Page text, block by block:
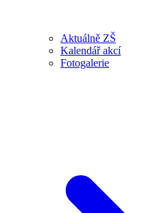
Aktuálně ZŠ
Kalendář akcí
Fotogalerie